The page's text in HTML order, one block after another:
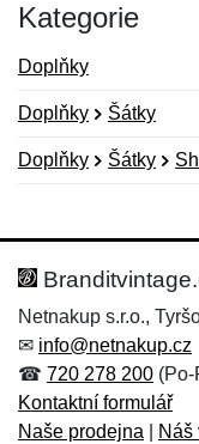
Kategorie
Doplňky
Doplňky Šátky
Doplňky Šátky
Hodnocení:
Jméno: *
Jméno:
E-mail:*
Netnakup s.r.o.,
✉ info@netnakup.cz
☎ 720 278 200 (Po-
Kontaktní formulář
Naše prodejna
Náš